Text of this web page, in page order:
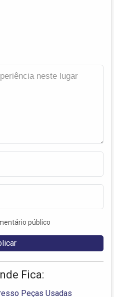
público
Fica:
Peças Usadas